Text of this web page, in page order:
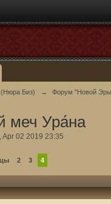
Биз) → Форум "Новой
меч Ура́на
,Apr 02 2019 23:35
2 3 4